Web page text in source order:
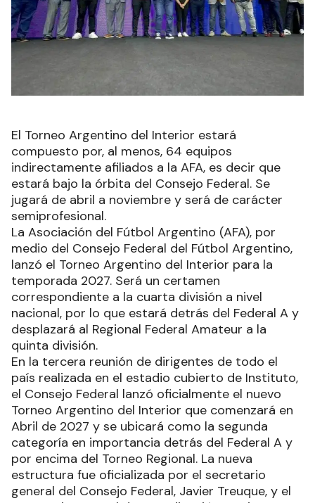
El Torneo Argentino del Interior estará
compuesto por, al menos, 64 equipos
indirectamente afiliados a la AFA, es decir que
estará bajo la órbita del Consejo Federal. Se
jugará de abril a noviembre y será de carácter
semiprofesional.
La Asociación del Fútbol Argentino (AFA), por
medio del Consejo Federal del Fútbol Argentino,
lanzó el Torneo Argentino del Interior para la
temporada 2027. Será un certamen
correspondiente a la cuarta división a nivel
nacional, por lo que estará detrás del Federal A y
desplazará al Regional Federal Amateur a la
quinta división.
En la tercera reunión de dirigentes de todo el
país realizada en el estadio cubierto de Instituto,
el Consejo Federal lanzó oficialmente el nuevo
Torneo Argentino del Interior que comenzará en
Abril de 2027 y se ubicará como la segunda
categoría en importancia detrás del Federal A y
por encima del Torneo Regional. La nueva
estructura fue oficializada por el secretario
general del Consejo Federal, Javier Treuque, y el